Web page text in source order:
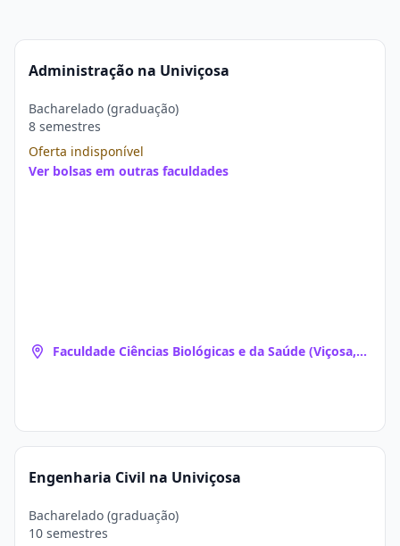
Administração na Univiçosa
Bacharelado (graduação)
8 semestres
Oferta indisponível
Ver bolsas em outras faculdades
Faculdade Ciências Biológicas e da Saúde (Viçosa,
Engenharia Civil na Univiçosa
Bacharelado (graduação)
10 semestres